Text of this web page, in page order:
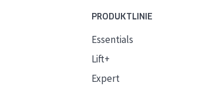
PRODUKTLINIE
Essentials
Lift+
Expert